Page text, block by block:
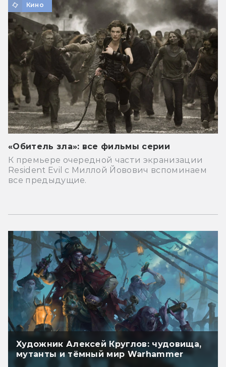
Кино
«Обитель зла»: все фильмы серии
К премьере очередной части экранизации
Resident Evil с Миллой Йовович вспоминаем
все предыдущие.
Художник Алексей Круглов: чудовища,
мутанты и тёмный мир Warhammer